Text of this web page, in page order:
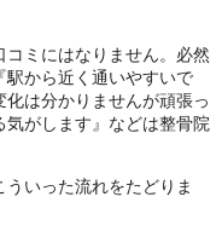
ミにはなりません。必然
駅から近く通いやすいで
は分かりませんが頑張っ
がします』などは整骨院
いった流れをたどりま